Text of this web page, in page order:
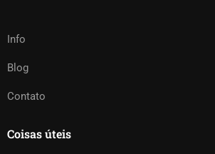
Info
Blog
Contato
Coisas úteis